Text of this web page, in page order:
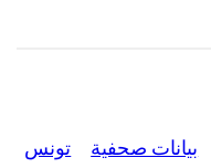
بيانات صحفية
تونس